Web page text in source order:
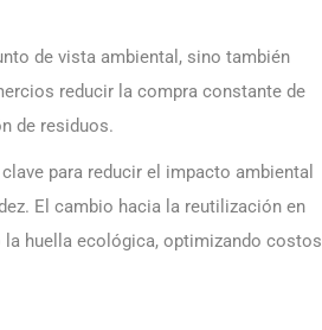
de vista ambiental, sino también
reducir la compra constante de
de residuos.
para reducir el impacto ambiental
El cambio hacia la reutilización en
la huella ecológica, optimizando costos